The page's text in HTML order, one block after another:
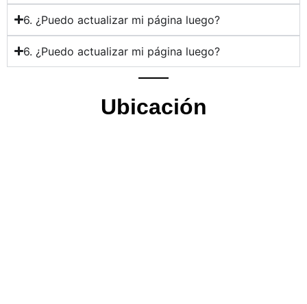
6. ¿Puedo actualizar mi página luego?
6. ¿Puedo actualizar mi página luego?
Ubicación